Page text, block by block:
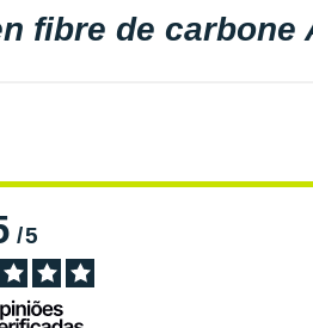
fibre de carbone
/5